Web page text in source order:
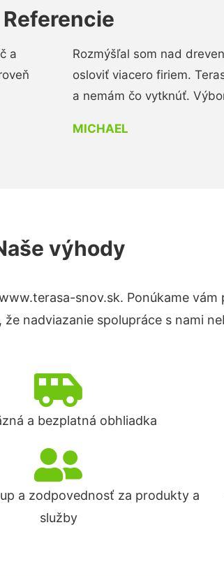
Referencie
a
Rozmýšľal som nad
osloviť viacero firiem.
a nemám čo vytknúť.
MICHAEL
výhody
snov.sk. Ponúkame
nadviazanie spolupráce s nami
a bezplatná obhliadka
a zodpovednosť za produkty a
služby